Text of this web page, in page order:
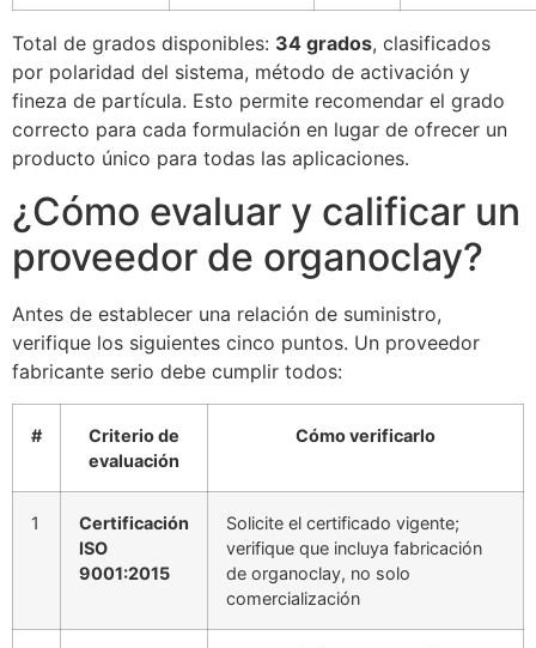
Total de grados disponibles: 34 grados, clasificados
por polaridad del sistema, método de activación y
fineza de partícula. Esto permite recomendar el grado
correcto para cada formulación en lugar de ofrecer un
producto único para todas las aplicaciones.
¿Cómo evaluar y calificar un
proveedor de organoclay?
Antes de establecer una relación de suministro,
verifique los siguientes cinco puntos. Un proveedor
fabricante serio debe cumplir todos:
#
Criterio de
evaluación
Cómo verificarlo
1
Certificación
ISO
9001:2015
Solicite el certificado vigente;
verifique que incluya fabricación
de organoclay, no solo
comercialización